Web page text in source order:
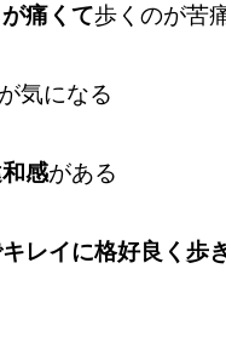
痛くて歩くのが苦
気になる
感がある
レイに格好良く歩